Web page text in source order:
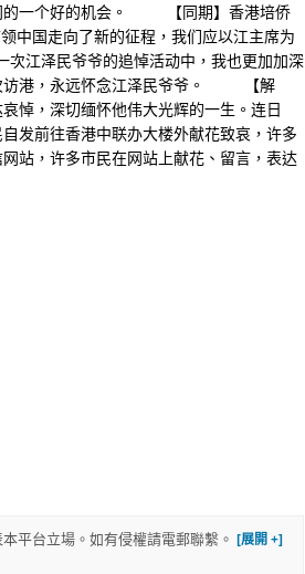
同的一个好的机会。 【同期】香港培侨
国走向了新的征程，我们应以江主席为
泽民爷爷的追悼活动中，我也更加加深
次访港，永远怀念江泽民爷爷。 【解
悼，深切缅怀他伟大光辉的一生。连日
发前往香港中联办大楼外献花致哀，许多
站，许多市民在网站上献花、留言，表达
平台立場。如有侵權請電郵聯繫。